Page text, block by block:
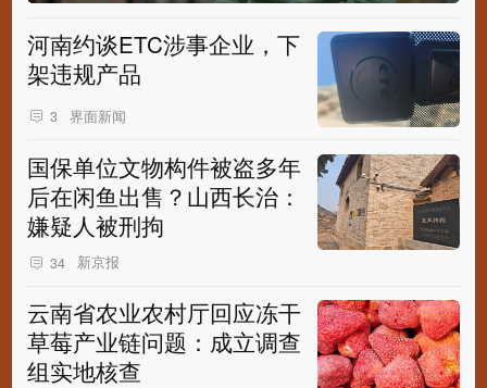
河南约谈ETC涉事企业，下
架违规产品
3 界面新闻
国保单位文物构件被盗多年
后在闲鱼出售？山西长治：
嫌疑人被刑拘
34 新京报
云南省农业农村厅回应冻干
草莓产业链问题：成立调查
组实地核查